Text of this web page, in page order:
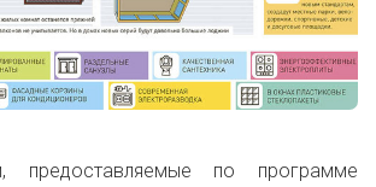
предоставляемые по программе